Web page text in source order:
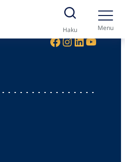
Haku Menu
Facebook InstagramLinkedIn YouTube